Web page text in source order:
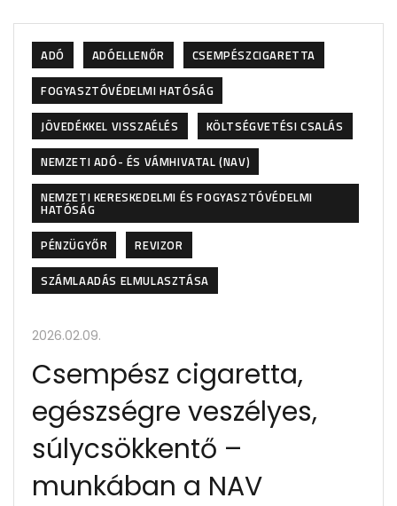
ADÓ ADÓELLENŐR
CSEMPÉSZCIGARETTA
FOGYASZTÓVÉDELMI HATÓSÁG
JÖVEDÉKKEL VISSZAÉLÉS
KÖLTSÉGVETÉSI CSALÁS
NEMZETI ADÓ- ÉS VÁMHIVATAL (NAV)
NEMZETI KERESKEDELMI ÉS FOGYASZTÓVÉDELMI
HATÓSÁG
PÉNZÜGYŐR
REVIZOR
SZÁMLAADÁS ELMULASZTÁSA
2026.02.09.
Csempész cigaretta,
egészségre veszélyes,
súlycsökkentő –
munkában a NAV